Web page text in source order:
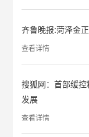
齐鲁晚报:菏泽金
查看详情
搜狐网：首部缓
发展
查看详情